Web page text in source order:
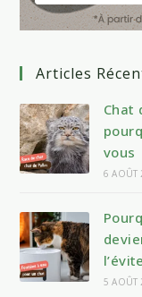
Articles
Chat
vous
6 AOÛT
5 AOÛT